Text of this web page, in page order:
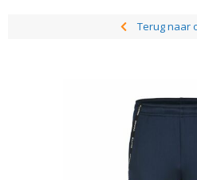
Terug naar